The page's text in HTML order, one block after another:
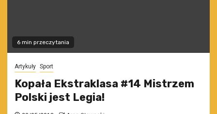
6 min przeczytania
Artykuły Sport
Kopała Ekstraklasa #14 Mistrzem
Polski jest Legia!